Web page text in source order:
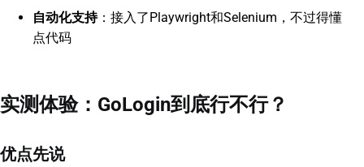
自动化支持：接入了Playwright和Selenium，不过得懂
点代码
实测体验：GoLogin到底行不行？
优点先说